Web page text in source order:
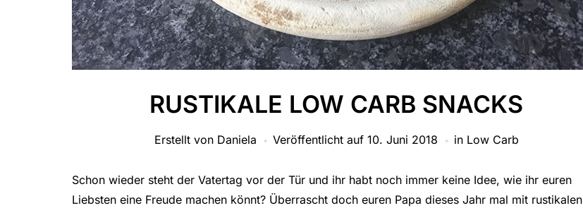
RUSTIKALE LOW CARB SNACKS
Erstellt von Daniela Veröffentlicht auf 10. Juni 2018 in Low Carb
Schon wieder steht der Vatertag vor der Tür und ihr habt noch immer keine Idee, wie ihr euren
Liebsten eine Freude machen könnt? Überrascht doch euren Papa dieses Jahr mal mit rustikalen